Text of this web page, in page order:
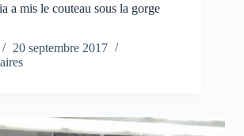
a mis le couteau sous la gorge
20 septembre 2017